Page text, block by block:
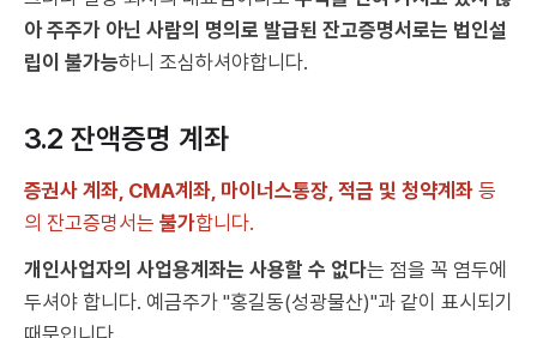
아 주주가 아닌 사람의 명의로 발급된 잔고증명서로는 법인설
립이 불가능하니 조심하셔야합니다.
3.2 잔액증명 계좌
증권사 계좌, CMA계좌, 마이너스통장, 적금 및 청약계좌 등
의 잔고증명서는 불가합니다.
개인사업자의 사업용계좌는 사용할 수 없다는 점을 꼭 염두에
두셔야 합니다. 예금주가 "홍길동(성광물산)"과 같이 표시되기